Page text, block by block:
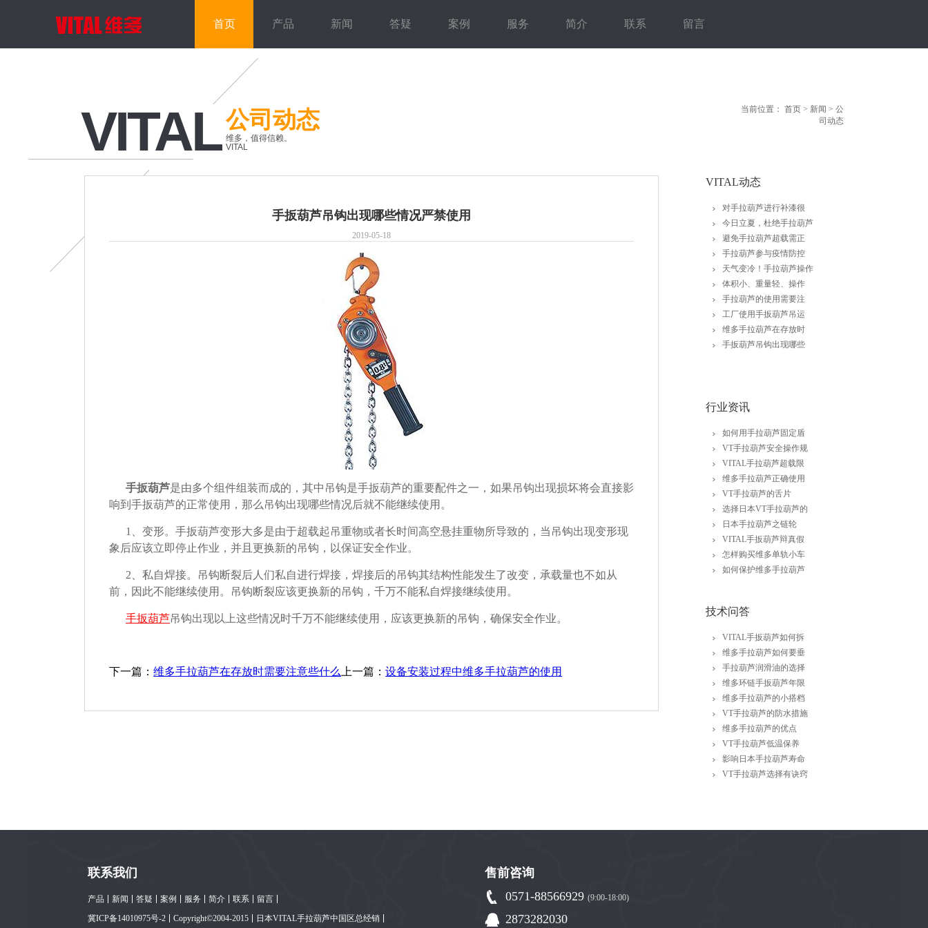
首页 产品 新闻 答疑 案例 服务 简介 联系 留言
VITAL公司动态
维多，值得信赖。
VITAL
当前位置： 首页 > 新闻 > 公
司动态
手扳葫芦吊钩出现哪些情况严禁使用
2019-05-18
手扳葫芦是由多个组件组装而成的，其中吊钩是手扳葫芦的重要配件之一，如果吊钩出现损坏将会直接影
响到手扳葫芦的正常使用，那么吊钩出现哪些情况后就不能继续使用。
1、变形。手扳葫芦变形大多是由于超载起吊重物或者长时间高空悬挂重物所导致的，当吊钩出现变形现
象后应该立即停止作业，并且更换新的吊钩，以保证安全作业。
2、私自焊接。吊钩断裂后人们私自进行焊接，焊接后的吊钩其结构性能发生了改变，承载量也不如从
前，因此不能继续使用。吊钩断裂应该更换新的吊钩，千万不能私自焊接继续使用。
手扳葫芦吊钩出现以上这些情况时千万不能继续使用，应该更换新的吊钩，确保安全作业。
下一篇： 维多手拉葫芦在存放时需要注意些什么 上一篇： 设备安装过程中维多手拉葫芦的使用
VITAL动态
对手拉葫芦进行补漆很
今日立夏，杜绝手拉葫芦
避免手拉葫芦超载需正
手拉葫芦参与疫情防控
天气变冷！手拉葫芦操作
体积小、重量轻、操作
手拉葫芦的使用需要注
工厂使用手扳葫芦吊运
维多手拉葫芦在存放时
手扳葫芦吊钩出现哪些
行业资讯
如何用手拉葫芦固定盾
VT手拉葫芦安全操作规
VITAL手拉葫芦超载限
维多手拉葫芦正确使用
VT手拉葫芦的舌片
选择日本VT手拉葫芦的
日本手拉葫芦之链轮
VITAL手扳葫芦辩真假
怎样购买维多单轨小车
如何保护维多手拉葫芦
技术问答
VITAL手扳葫芦如何拆
维多手拉葫芦如何要垂
手拉葫芦润滑油的选择
维多环链手扳葫芦年限
维多手拉葫芦的小搭档
VT手拉葫芦的防水措施
维多手拉葫芦的优点
VT手拉葫芦低温保养
影响日本手拉葫芦寿命
VT手拉葫芦选择有诀窍
联系我们
产品 新闻 答疑 案例 服务 简介 联系
留言
冀ICP备14010975号-2
Copyright©2004-2015 日本VITAL手拉葫芦中国区总经销
售前咨询
0571-88566929 (9:00-18:00)
2873282030